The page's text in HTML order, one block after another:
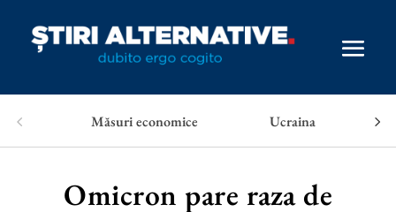
Măsuri economice Ucraina
Omicron pare raza de